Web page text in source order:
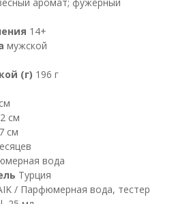
14+
мужской
(г) 196 г
см
см
вода
Турция
/ Парфюмерная вода, тестер